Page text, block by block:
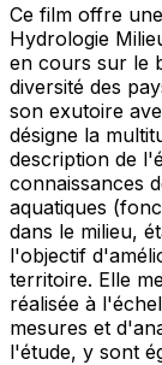
Ce film offre
Hydrologie
en cours sur le
diversité des
son exutoire
désigne la
description de
connaissances
aquatiques
dans le milieu,
l'objectif
territoire. Elle
réalisée à
mesures et
l'étude, y sont